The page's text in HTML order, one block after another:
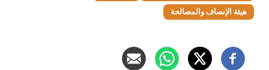
هيئة الإنصاف والمصالحة